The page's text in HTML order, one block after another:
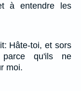
à entendre les
Hâte-toi, et sors
parce qu'ils ne
moi.